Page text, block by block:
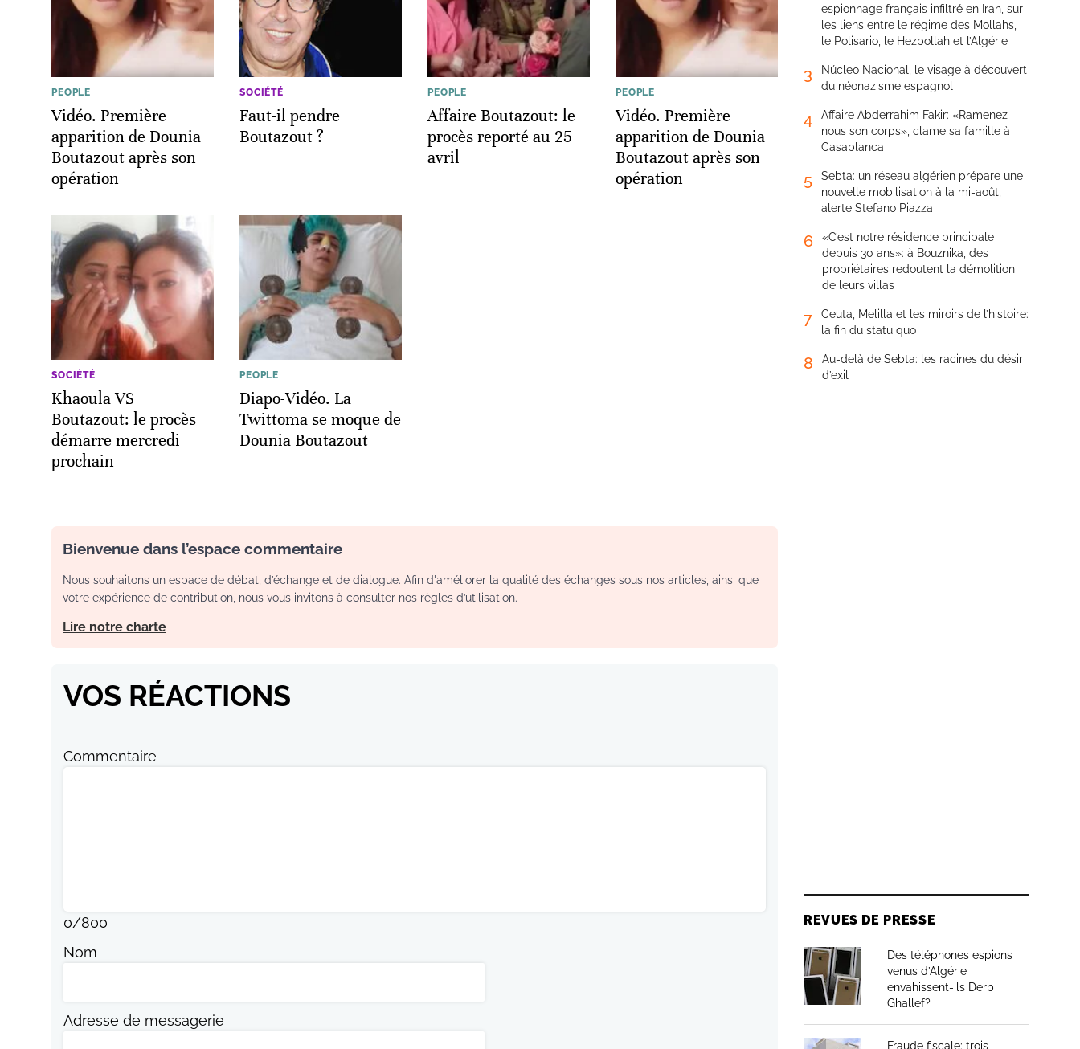
PEOPLE
Vidéo. Première
apparition de Dounia
Boutazout après son
opération
SOCIÉTÉ
Faut-il pendre
Boutazout ?
PEOPLE
Affaire Boutazout: le
procès reporté au 25
avril
PEOPLE
Vidéo. Première
apparition de Dounia
Boutazout après son
opération
SOCIÉTÉ
Khaoula VS
Boutazout: le procès
démarre mercredi
prochain
PEOPLE
Diapo-Vidéo. La
Twittoma se moque de
Dounia Boutazout
Bienvenue dans l’espace commentaire
Nous souhaitons un espace de débat, d’échange et de dialogue. Afin d'améliorer la qualité des échanges sous nos articles, ainsi que
votre expérience de contribution, nous vous invitons à consulter nos règles d’utilisation.
Lire notre charte
VOS RÉACTIONS
Commentaire
0/800
Nom
Adresse de messagerie
espionnage français infiltré en Iran, sur
les liens entre le régime des Mollahs,
le Polisario, le Hezbollah et l’Algérie
3
Núcleo Nacional, le visage à découvert
du néonazisme espagnol
4
Affaire Abderrahim Fakir: «Ramenez-
nous son corps», clame sa famille à
Casablanca
5
Sebta: un réseau algérien prépare une
nouvelle mobilisation à la mi-août,
alerte Stefano Piazza
6
«C’est notre résidence principale
depuis 30 ans»: à Bouznika, des
propriétaires redoutent la démolition
de leurs villas
7
Ceuta, Melilla et les miroirs de l’histoire:
la fin du statu quo
8
Au-delà de Sebta: les racines du désir
d’exil
REVUES DE PRESSE
Des téléphones espions
venus d’Algérie
envahissent-ils Derb
Ghallef?
Fraude fiscale: trois